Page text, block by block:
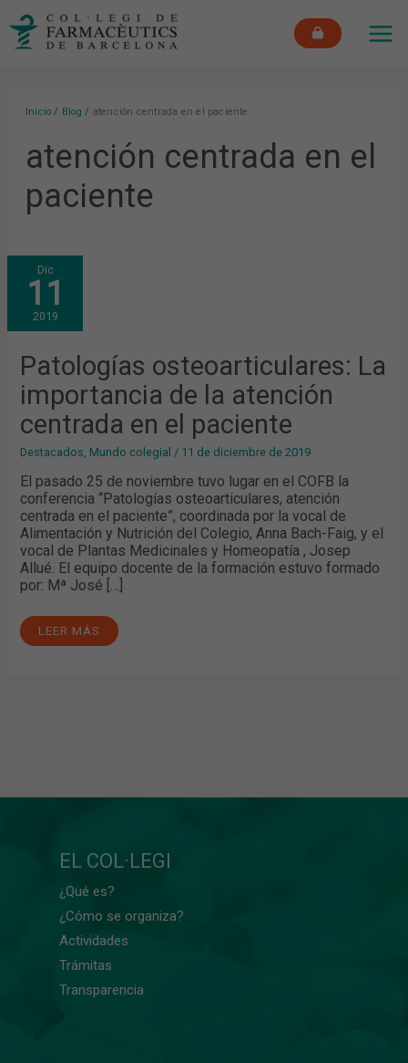
Inicio Blog atención centrada en el paciente
atención centrada en el
paciente
Dic
11
2019
Patologías osteoarticulares: La
importancia de la atención
centrada en el paciente
Destacados Mundo colegial / 11 de diciembre de 2019
El pasado 25 de noviembre tuvo lugar en el COFB la
conferencia “Patologías osteoarticulares, atención
centrada en el paciente”, coordinada por la vocal de
Alimentación y Nutrición del Colegio, Anna Bach-Faig, y el
vocal de Plantas Medicinales y Homeopatía , Josep
Allué. El equipo docente de la formación estuvo formado
por: Mª José […]
PATOLOGÍAS
OSTEOARTICULARES:
LA
DE
LA
ATENCIÓN
EL
PACIENTE
LEER MÁS
EL COL·LEGI
¿Qué es?
¿Cómo se organiza?
Actividades
Trámitas
Transparencia